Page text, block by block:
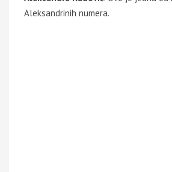
Aleksandrinih numera.